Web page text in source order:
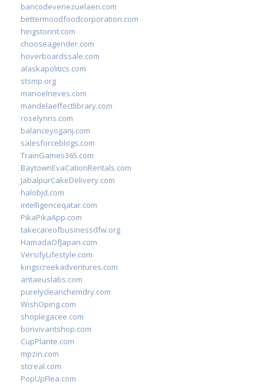
bancodevenezuelaen.com
bettermoodfoodcorporation.com
hingstonnt.com
chooseagender.com
hoverboardssale.com
alaskapolitics.com
stsmp.org
manoelneves.com
mandelaeffectlibrary.com
roselynns.com
balanceyoganj.com
salesforceblogs.com
TrainGames365.com
BaytownEvaCationRentals.com
JabalpurCakeDelivery.com
halobjd.com
intelligenceqatar.com
PikaPikaApp.com
takecareofbusinessdfw.org
HamadaOfJapan.com
VersifyLifestyle.com
kingscreekadventures.com
antaeuslabs.com
purelycleanchemdry.com
WishOping.com
shoplegacee.com
bonvivantshop.com
CupPlante.com
mpzin.com
stcreal.com
PopUpFlea.com